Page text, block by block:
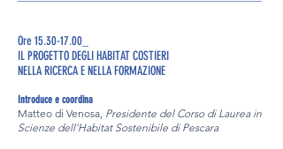
Ore 15.30-17.00_
IL PROGETTO DEGLI HABITAT COSTIERI
NELLA RICERCA E NELLA FORMAZIONE
Introduce e coordina
Matteo di Venosa, Presidente del Corso di Laurea in
Scienze dell’Habitat Sostenibile di Pescara